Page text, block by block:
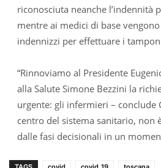
riconosciuta neanche l’indennità
mentre ai medici di base
indennizzi per effettuare i
“Rinnoviamo al Presidente
alla Salute Simone Bezzini la
urgente: gli infermieri – conclude
centro del sistema sanitario, non
dalle fasi decisionali in un